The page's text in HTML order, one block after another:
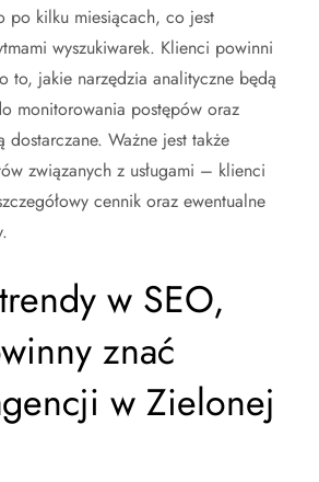
po kilku miesiącach, co jest
wyszukiwarek. Klienci powinni
to, jakie narzędzia analityczne będą
monitorowania postępów oraz
dostarczane. Ważne jest także
związanych z usługami – klienci
cennik oraz ewentualne
w SEO,
znać
w Zielonej